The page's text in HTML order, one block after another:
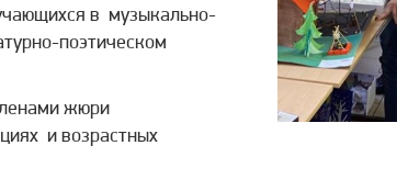
в музыкально-
поэтическом
жюри
и возрастных